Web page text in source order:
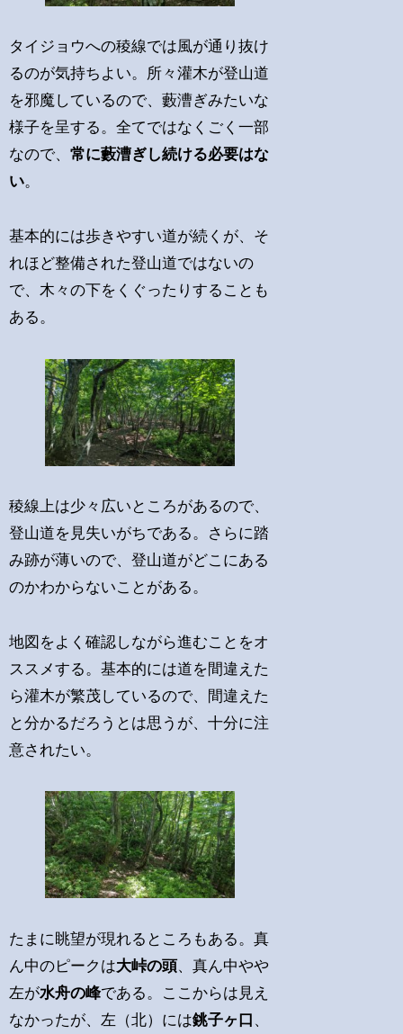
タイジョウへの稜線では風が通り抜け
るのが気持ちよい。所々灌木が登山道
を邪魔しているので、藪漕ぎみたいな
様子を呈する。全てではなくごく一部
なので、常に藪漕ぎし続ける必要はな
い。
基本的には歩きやすい道が続くが、そ
れほど整備された登山道ではないの
で、木々の下をくぐったりすることも
ある。
稜線上は少々広いところがあるので、
登山道を見失いがちである。さらに踏
み跡が薄いので、登山道がどこにある
のかわからないことがある。
地図をよく確認しながら進むことをオ
ススメする。基本的には道を間違えた
ら灌木が繁茂しているので、間違えた
と分かるだろうとは思うが、十分に注
意されたい。
たまに眺望が現れるところもある。真
ん中のピークは大峠の頭、真ん中やや
左が水舟の峰である。ここからは見え
なかったが、左（北）には銚子ヶ口 、